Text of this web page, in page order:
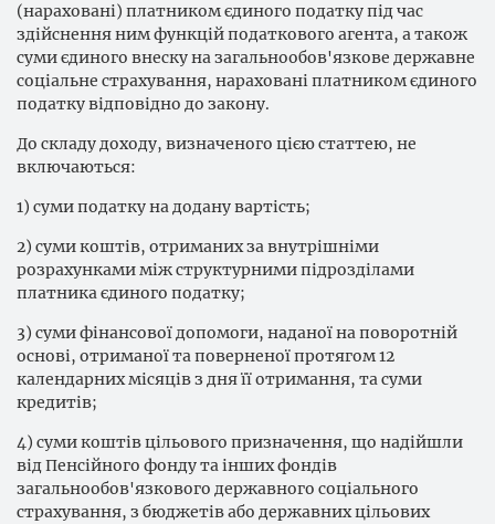
(нараховані) платником єдиного податку під час
здійснення ним функцій податкового агента, а також
суми єдиного внеску на загальнообов'язкове державне
соціальне страхування, нараховані платником єдиного
податку відповідно до закону.
До складу доходу, визначеного цією статтею, не
включаються:
1) суми податку на додану вартість;
2) суми коштів, отриманих за внутрішніми
розрахунками між структурними підрозділами
платника єдиного податку;
3) суми фінансової допомоги, наданої на поворотній
основі, отриманої та поверненої протягом 12
календарних місяців з дня її отримання, та суми
кредитів;
4) суми коштів цільового призначення, що надійшли
від Пенсійного фонду та інших фондів
загальнообов'язкового державного соціального
страхування, з бюджетів або державних цільових